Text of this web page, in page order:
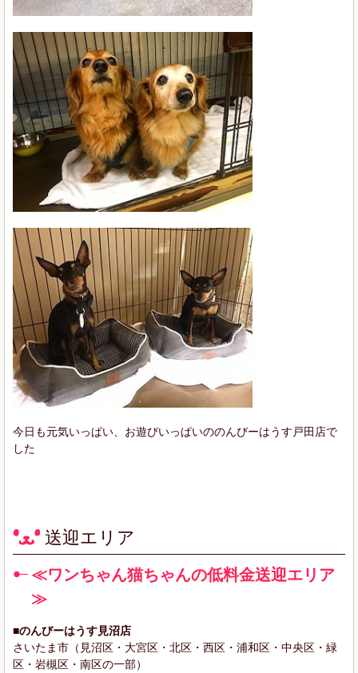
今日も元気いっぱい、お遊びいっぱいののんびーはうす戸田店で
した
送迎エリア
≪ワンちゃん猫ちゃんの低料金送迎エリア
≫
■のんびーはうす見沼店
さいたま市（見沼区・大宮区・北区・西区・浦和区・中央区・緑
区・岩槻区・南区の一部）